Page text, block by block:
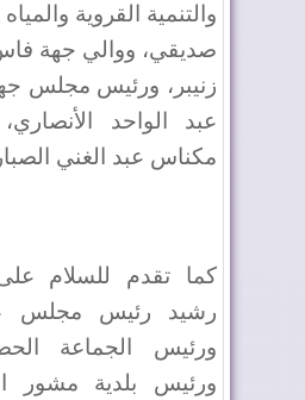
والتنمية القروية
صديقي، ووالي جهة
زنيبر، ورئيس مجلس
عبد الواحد
مكناس عبد الغني الصبار
كما تقدم للسلام
رشيد رئيس مجلس
ورئيس الجماعة
ورئيس بلدية مشور